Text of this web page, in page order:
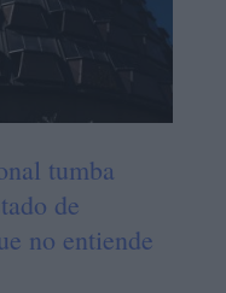
tumba
de
no entiende